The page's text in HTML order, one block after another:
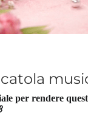
per rendere